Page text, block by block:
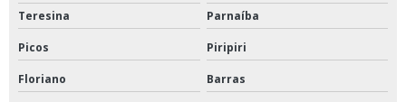
Teresina
Parnaíba
Picos Piripiri
Floriano Barras